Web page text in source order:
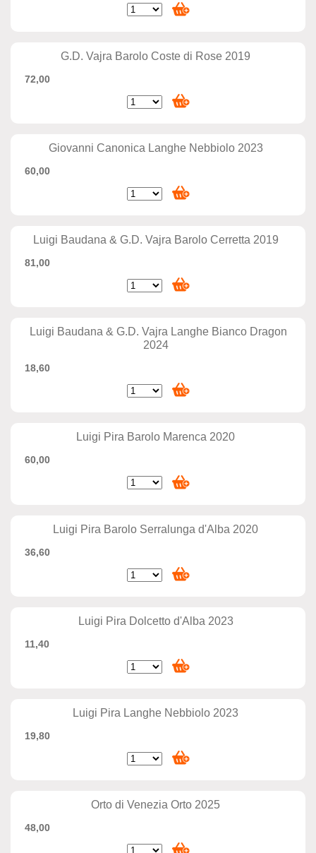
G.D. Vajra Barolo Coste di Rose 2019
72,00
Giovanni Canonica Langhe Nebbiolo 2023
60,00
Luigi Baudana & G.D. Vajra Barolo Cerretta 2019
81,00
Luigi Baudana & G.D. Vajra Langhe Bianco Dragon
2024
18,60
Luigi Pira Barolo Marenca 2020
60,00
Luigi Pira Barolo Serralunga d'Alba 2020
36,60
Luigi Pira Dolcetto d'Alba 2023
11,40
Luigi Pira Langhe Nebbiolo 2023
19,80
Orto di Venezia Orto 2025
48,00